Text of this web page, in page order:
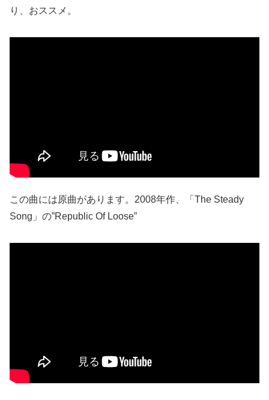
り、おススメ。
この曲には原曲があります。2008年作、「The Steady
Song」の”Republic Of Loose”